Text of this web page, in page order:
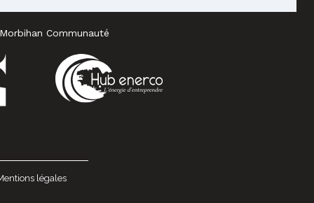
Communauté
légales